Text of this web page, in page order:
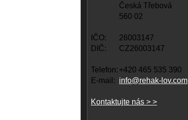
Česká Třebová
560 02
IČO:
26003147
DIČ:
CZ26003147
Telefon: +420 465 535 390
E-mail: info@rehak-lov.com
Kontaktujte nás > >